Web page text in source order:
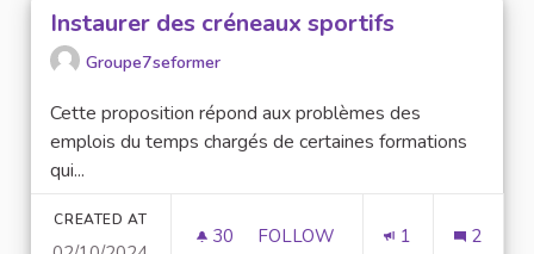
Instaurer des créneaux sportifs
Groupe7seformer
Cette proposition répond aux problèmes des
emplois du temps chargés de certaines formations
qui...
CREATED AT
30 30 FOLLOWERS
FOLLOW 1 2